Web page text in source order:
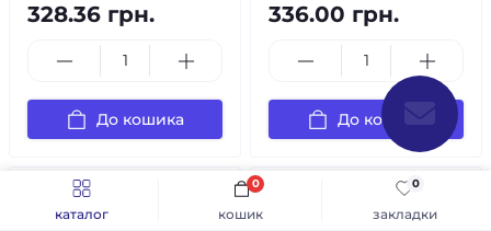
каталог закладки
0
кошик
0
328.36 грн.
До кошика
336.00 грн.
До кошика